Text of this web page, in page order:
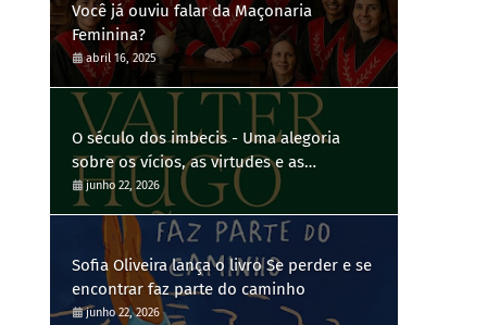
Você já ouviu falar da Maçonaria
Feminina?
abril 16, 2025
O século dos imbecis - Uma alegoria
sobre os vícios, as virtudes e as
contradições humanas
junho 22, 2026
Sofia Oliveira lança o livro Se perder e se
encontrar faz parte do caminho
junho 22, 2026